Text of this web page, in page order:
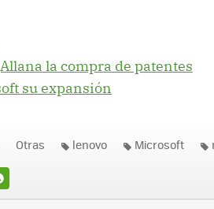
la compra de patentes
su expansión
Otras lenovo Microsoft